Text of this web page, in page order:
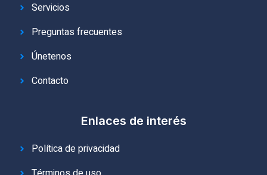
Servicios
Preguntas frecuentes
Únetenos
Contacto
Enlaces de interés
Política de privacidad